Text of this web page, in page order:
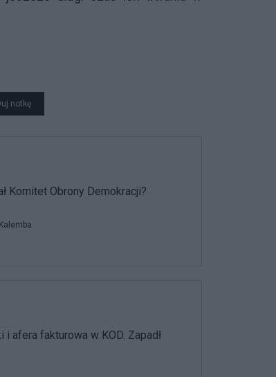
notkę
Komitet Obrony Demokracji?
afera fakturowa w KOD. Zapadł